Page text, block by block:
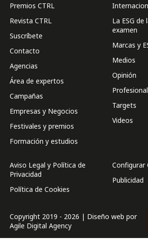
Premios CTRL
Revista CTRL
Suscríbete
Contacto
Agencias
Área de expertos
Campañas
Empresas y Negocios
Festivales y premios
Formación y estudios
La ESG de
examen
Marcas y
Medios
Opinión
Targets
Videos
Aviso Legal y Política de
Privacidad
Política de Cookies
Configurar
Publicidad
Copyright 2019 - 2026 | Diseño web por
Agile Digital Agency